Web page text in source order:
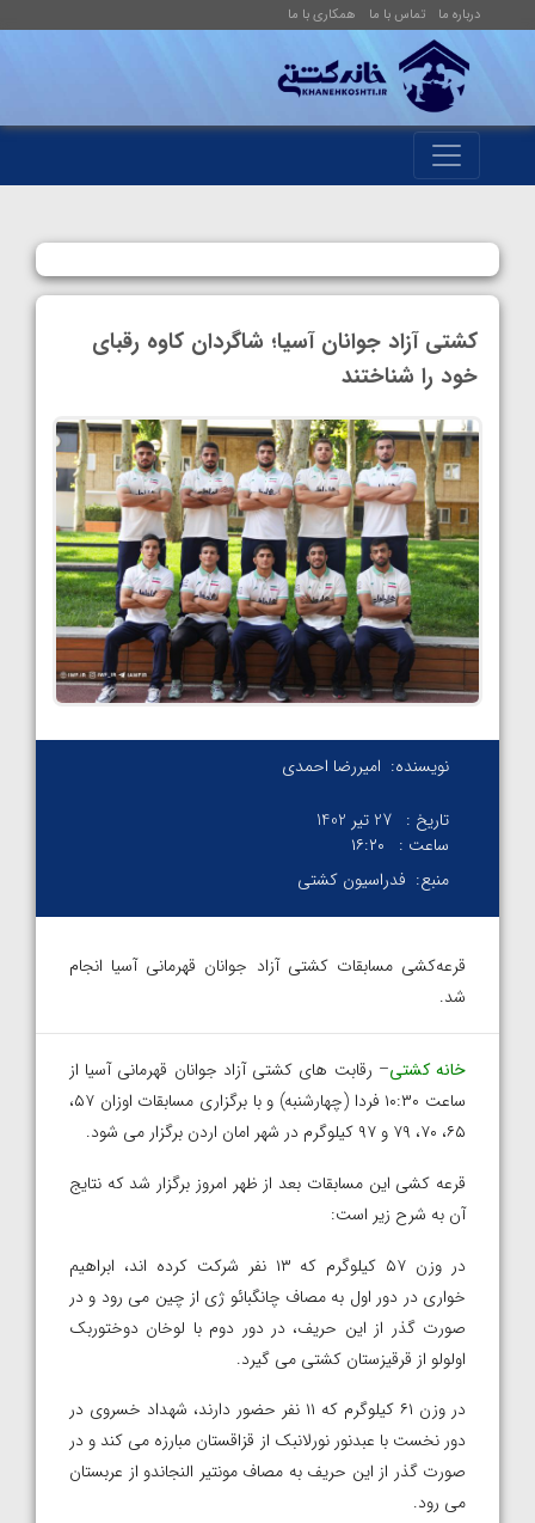
درباره ما تماس با ما همکاری با ما
کشتی آزاد جوانان آسیا؛ شاگردان کاوه رقبای
خود را شناختند
نویسنده: امیررضا احمدی
تاریخ : 27 تیر 1402
ساعت :
۱۶:۲۰
منبع: فدراسیون کشتی
قرعه‌کشی مسابقات کشتی آزاد جوانان قهرمانی آسیا انجام
شد.
خانه کشتی– رقابت های کشتی آزاد جوانان قهرمانی آسیا از
ساعت ۱۰:۳۰ فردا (چهارشنبه) و با برگزاری مسابقات اوزان ۵۷،
۶۵، ۷۰، ۷۹ و ۹۷ کیلوگرم در شهر امان اردن برگزار می شود.
قرعه کشی این مسابقات بعد از ظهر امروز برگزار شد که نتایج
آن به شرح زیر است:
در وزن ۵۷ کیلوگرم که ۱۳ نفر شرکت کرده اند، ابراهیم
خواری در دور اول به مصاف چانگبائو ژی از چین می رود و در
صورت گذر از این حریف، در دور دوم با لوخان دوختوربک
اولولو از قرقیزستان کشتی می گیرد.
در وزن ۶۱ کیلوگرم که ۱۱ نفر حضور دارند، شهداد خسروی در
دور نخست با عبدنور نورلانبک از قزاقستان مبارزه می کند و در
صورت گذر از این حریف به مصاف مونتیر النجاندو از عربستان
می رود.